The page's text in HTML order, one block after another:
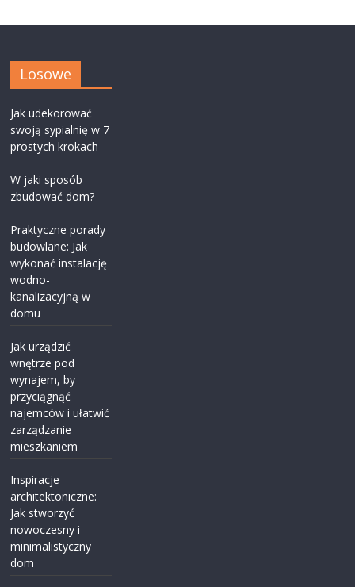
Losowe
Jak udekorować
swoją sypialnię w 7
prostych krokach
W jaki sposób
zbudować dom?
Praktyczne porady
budowlane: Jak
wykonać instalację
wodno-
kanalizacyjną w
domu
Jak urządzić
wnętrze pod
wynajem, by
przyciągnąć
najemców i ułatwić
zarządzanie
mieszkaniem
Inspiracje
architektoniczne:
Jak stworzyć
nowoczesny i
minimalistyczny
dom